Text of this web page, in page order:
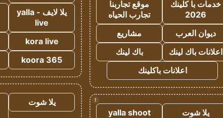
خدمات با كلينك
2026
موقع تجاربنا
تجارب الحياه
ديوان العرب
مشاريع
اعلانات باك لينك
باك لينك
اعلانات باكلينك
!
يلا شوت
yalla shoot
يلا لايف - yalla
live
kora live
koora 365
يلا شوت